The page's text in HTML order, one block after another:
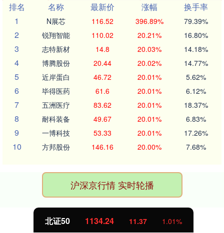
排名
名称 最新价 涨幅
换手率
1
N展芯 116.52 396.89% 79.39%
2 锐翔智能 110.02 20.21% 16.80%
3 志特新材 14.8 20.03% 14.18%
4 博腾股份 20.44 20.02% 14.77%
5 近岸蛋白 46.72 20.01% 5.62%
6 毕得医药 61.6 20.01% 6.12%
7 五洲医疗 83.62 20.01% 18.37%
8 耐科装备 49.67 20.01% 6.83%
9 一博科技 53.33 20.01% 17.26%
10 方邦股份 146.16 20.00% 7.68%
沪深京行情 实时轮播
北证50 1134.24 11.37 1.01%